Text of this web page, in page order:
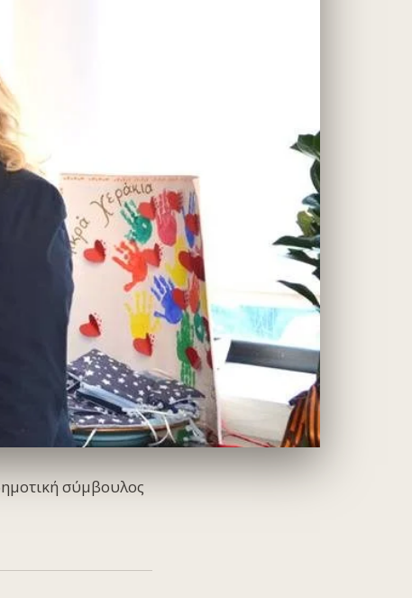
σύμβουλος